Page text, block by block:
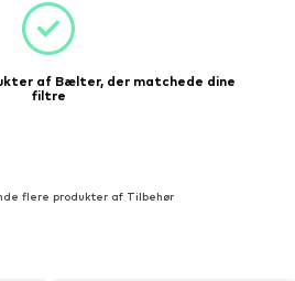
af Bælter, der matchede dine
filtre
flere produkter af Tilbehør